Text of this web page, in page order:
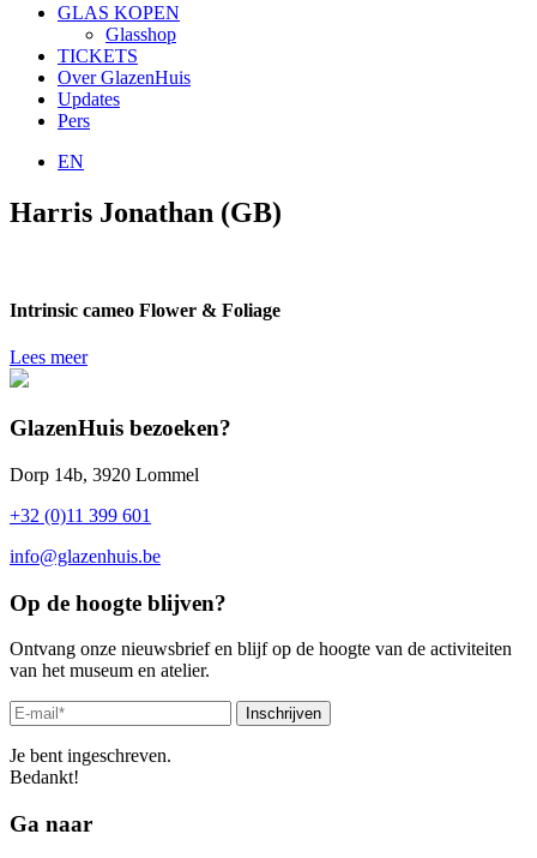
GLAS KOPEN
Glasshop
TICKETS
Over GlazenHuis
Updates
Pers
EN
Harris Jonathan (GB)
Intrinsic cameo Flower & Foliage
Lees meer
GlazenHuis bezoeken?
Dorp 14b, 3920 Lommel
+32 (0)11 399 601
info@glazenhuis.be
Op de hoogte blijven?
Ontvang onze nieuwsbrief en blijf op de hoogte van de activiteiten
van het museum en atelier.
Inschrijven
Je bent ingeschreven.
Bedankt!
Ga naar